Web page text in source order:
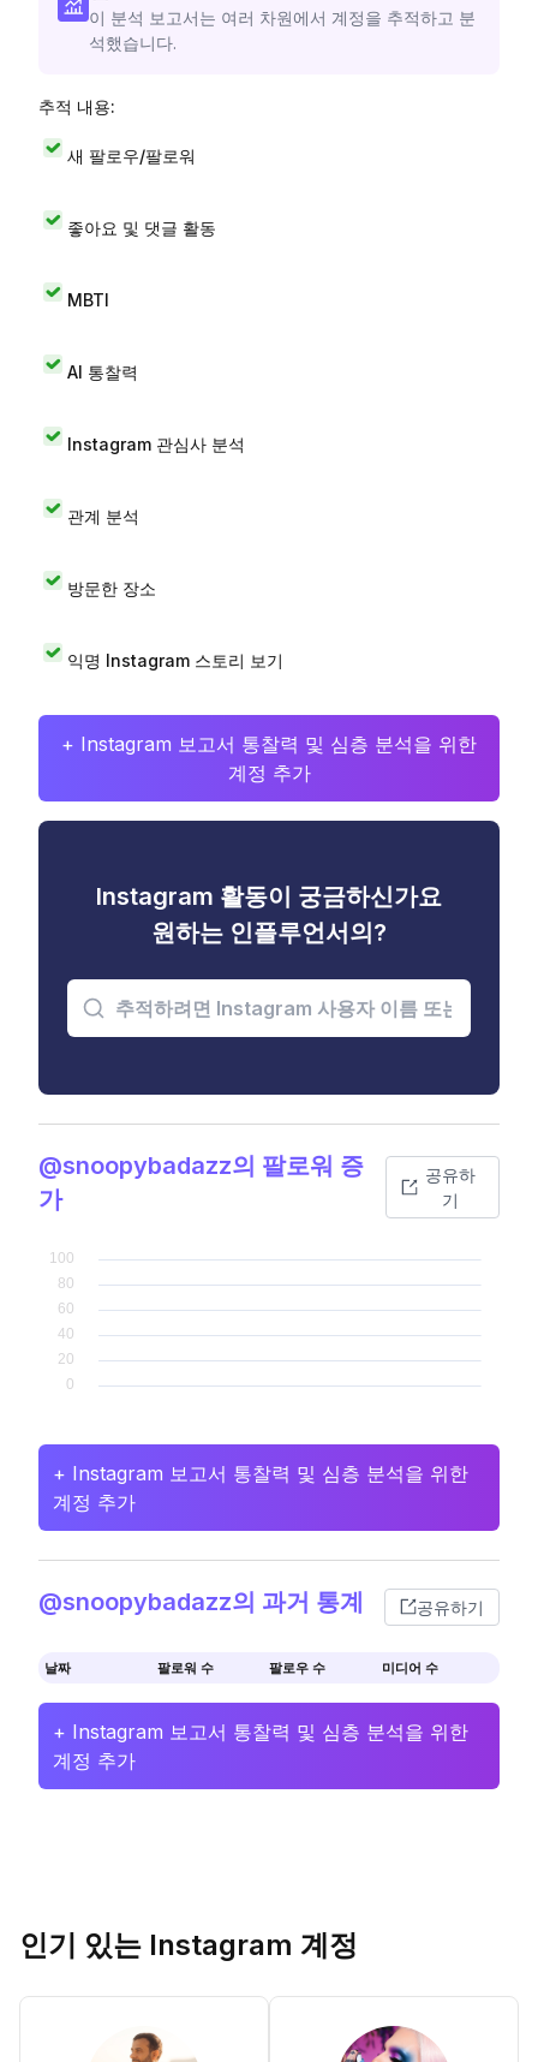
이 분석 보고서는 여러 차원에서 계정을 추적하고 분
석했습니다.
추적 내용:
새 팔로우/팔로워
좋아요 및 댓글 활동
MBTI
AI 통찰력
Instagram 관심사 분석
관계 분석
방문한 장소
익명 Instagram 스토리 보기
+ Instagram 보고서 통찰력 및 심층 분석을 위한
계정 추가
Instagram 활동이 궁금하신가요
원하는 인플루언서의?
@snoopybadazz의 팔로워 증
가
공유하
기
+ Instagram 보고서 통찰력 및 심층 분석을 위한
계정 추가
@snoopybadazz의 과거 통계 공유하기
날짜 팔로워 수 팔로우 수 미디어 수
+ Instagram 보고서 통찰력 및 심층 분석을 위한
계정 추가
인기 있는 Instagram 계정